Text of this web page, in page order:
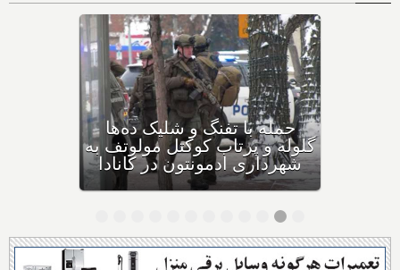
بهداشت کانادا: این داروی
کودکان، ماست و چیا، را
مصرف نکنید و این تشک نیز
احتمال خفگی دارد